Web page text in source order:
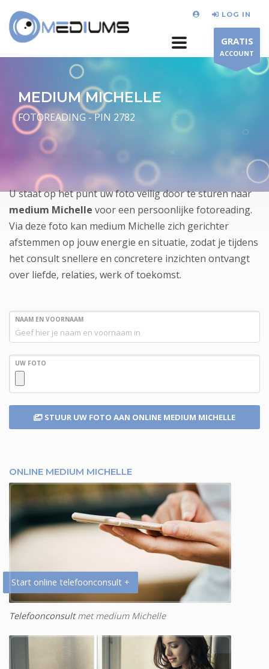
LOG IN
GRATIS
ACCOUNT
MEDIUM MICHELLE
FOTOREADING - PIN 2782
U staat op het punt uw foto veilig door te sturen naar
medium Michelle voor een persoonlijke fotoreading.
Via deze foto kan medium Michelle zich gerichter
afstemmen op jouw energie en situatie, zodat je tijdens
het consult snellere en concretere inzichten ontvangt
over liefde, relaties, werk of toekomst.
NAAM EN VOORNAAM
UW FOTO
STUUR UW FOTO AAN ONLINE MEDIUM MICHELLE
ONLINE MEDIUM MICHELLE
Start online telefoonconsult +
Telefoonconsultmet medium Michelle